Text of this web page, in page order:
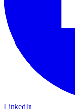
LinkedIn